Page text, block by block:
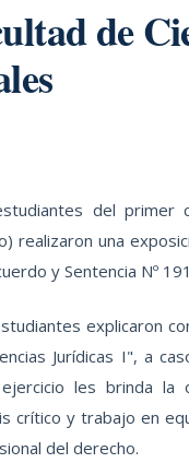
de
del primer
realizaron una
y Sentencia Nº
explicaron
Jurídicas I", a
les brinda la
crítico y trabajo en
del derecho.